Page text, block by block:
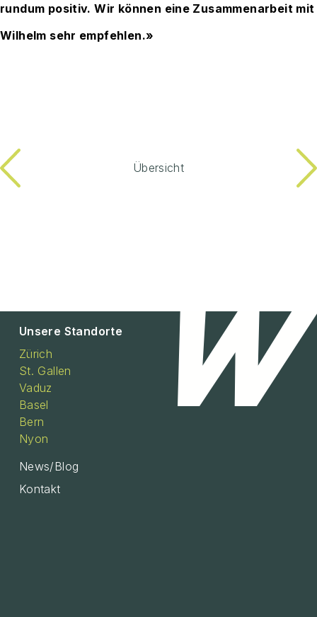
rundum positiv. Wir können eine Zusammenarbeit mit
Wilhelm sehr empfehlen.»
Übersicht
Unsere Standorte
Zürich
St. Gallen
Vaduz
Basel
Bern
Nyon
News/Blog
Kontakt